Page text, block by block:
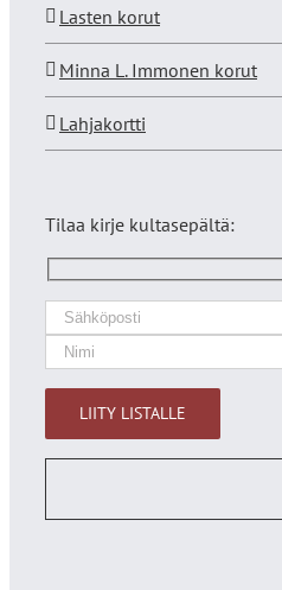
Lasten korut
Minna L. Immonen korut
Lahjakortti
Tilaa kirje kultasepältä: